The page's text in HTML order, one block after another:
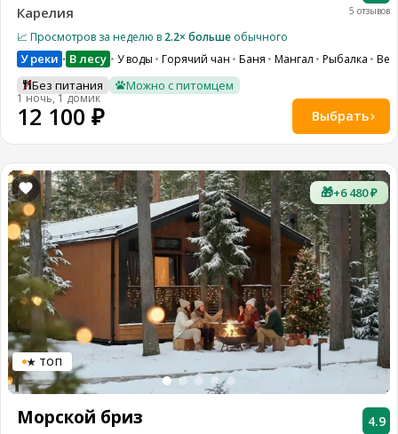
5 отзывов
Карелия
📈 Просмотров за неделю в 2.2× больше обычного
У реки • В лесу У воды Горячий чан Баня Мангал Рыбалка
Без питания Можно с питомцем
1 ночь, 1 домик
12 100 ₽ Выбрать
🎁+6 480 ₽
★ ТОП
4.9
Морской бриз